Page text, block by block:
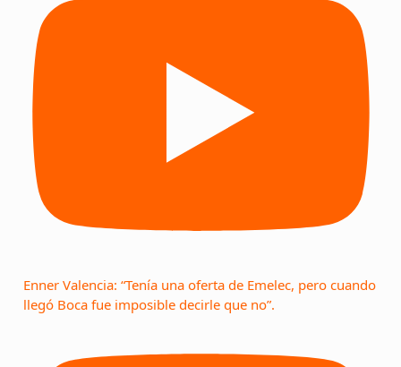
Enner Valencia: “Tenía una oferta de Emelec, pero cuando
llegó Boca fue imposible decirle que no”.